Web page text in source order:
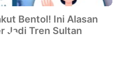
Bentol! Ini Alasan
Jadi Tren Sultan